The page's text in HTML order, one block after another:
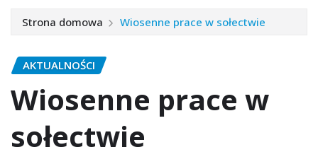
Strona domowa Wiosenne prace w sołectwie
AKTUALNOŚCI
Wiosenne prace w
sołectwie